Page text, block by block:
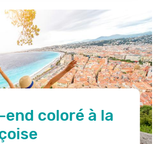
end coloré à la